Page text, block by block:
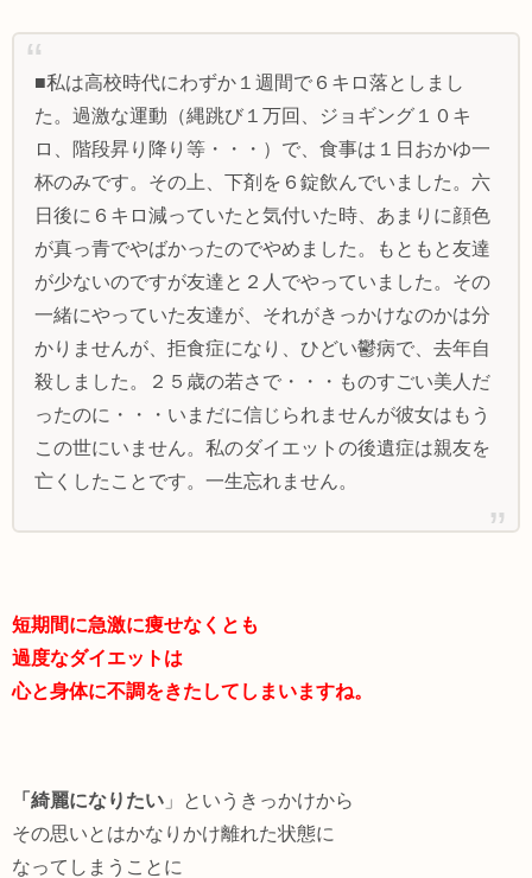
■私は高校時代にわずか１週間で６キロ落としまし
た。過激な運動（縄跳び１万回、ジョギング１０キ
ロ、階段昇り降り等・・・）で、食事は１日おかゆ一
杯のみです。その上、下剤を６錠飲んでいました。六
日後に６キロ減っていたと気付いた時、あまりに顔色
が真っ青でやばかったのでやめました。もともと友達
が少ないのですが友達と２人でやっていました。その
一緒にやっていた友達が、それがきっかけなのかは分
かりませんが、拒食症になり、ひどい鬱病で、去年自
殺しました。２５歳の若さで・・・ものすごい美人だ
ったのに・・・いまだに信じられませんが彼女はもう
この世にいません。私のダイエットの後遺症は親友を
亡くしたことです。一生忘れません。
短期間に急激に痩せなくとも
過度なダイエットは
心と身体に不調をきたしてしまいますね。
「綺麗になりたい 」というきっかけから
その思いとはかなりかけ離れた状態に
なってしまうことに